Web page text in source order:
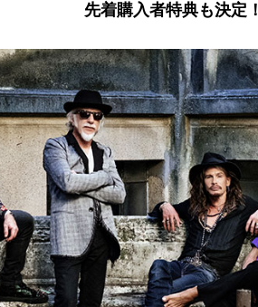
先着購入者特典も決定！